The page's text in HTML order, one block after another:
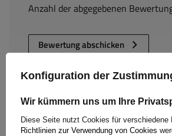
Anzahl der abgegebenen
Bewertung abschicken
Für Ihre Bewertung erhalten
Nur durch Kauf bestätigte
Konfiguration der
Wir kümmern uns um Ihre
Diese Seite nutzt Cookies für verschiedene
Richtlinien zur Verwendung von Cookies